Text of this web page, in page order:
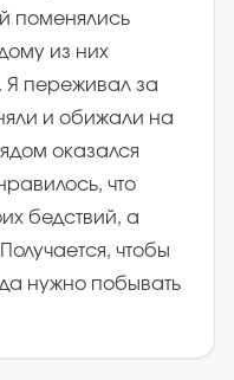
поменялись
из них
Я переживал за
и обижали на
оказался
что
бедствий, а
чтобы
нужно побывать